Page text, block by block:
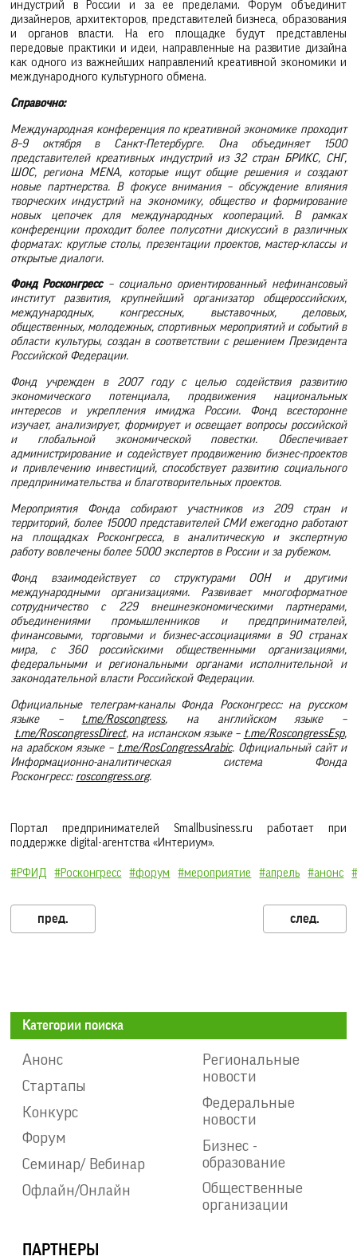
индустрий в России и за ее пределами. Форум объединит
дизайнеров, архитекторов, представителей бизнеса, образования
и органов власти. На его площадке будут представлены
передовые практики и идеи, направленные на развитие дизайна
как одного из важнейших направлений креативной экономики и
международного культурного обмена.
Справочно:
Международная конференция по креативной экономике проходит
8–9 октября в Санкт-Петербурге. Она объединяет 1500
представителей креативных индустрий из 32 стран БРИКС, СНГ,
ШОС, региона MENA, которые ищут общие решения и создают
новые партнерства. В фокусе внимания – обсуждение влияния
творческих индустрий на экономику, общество и формирование
новых цепочек для международных коопераций. В рамках
конференции проходит более полусотни дискуссий в различных
форматах: круглые столы, презентации проектов, мастер-классы и
открытые диалоги.
Фонд Росконгресс – социально ориентированный нефинансовый
институт развития, крупнейший организатор общероссийских,
международных, конгрессных, выставочных, деловых,
общественных, молодежных, спортивных мероприятий и событий в
области культуры, создан в соответствии с решением Президента
Российской Федерации.
Фонд учрежден в 2007 году с целью содействия развитию
экономического потенциала, продвижения национальных
интересов и укрепления имиджа России. Фонд всесторонне
изучает, анализирует, формирует и освещает вопросы российской
и глобальной экономической повестки. Обеспечивает
администрирование и содействует продвижению бизнес-проектов
и привлечению инвестиций, способствует развитию социального
предпринимательства и благотворительных проектов.
Мероприятия Фонда собирают участников из 209 стран и
территорий, более 15000 представителей СМИ ежегодно работают
на площадках Росконгресса, в аналитическую и экспертную
работу вовлечены более 5000 экспертов в России и за рубежом.
Фонд взаимодействует со структурами ООН и другими
международными организациями. Развивает многоформатное
сотрудничество с 229 внешнеэкономическими партнерами,
объединениями промышленников и предпринимателей,
финансовыми, торговыми и бизнес-ассоциациями в 90 странах
мира, с 360 российскими общественными организациями,
федеральными и региональными органами исполнительной и
законодательной власти Российской Федерации.
Официальные телеграм-каналы Фонда Росконгресс: на русском
языке – t.me/Roscongress, на английском языке –
t.me/RoscongressDirect, на испанском языке – t.me/RoscongressEsp,
на арабском языке – t.me/RosCongressArabic. Официальный сайт и
Информационно-аналитическая система Фонда
Росконгресс: roscongress.org.
Портал предпринимателей Smallbusiness.ru работает при
поддержке digital-агентства «Интериум».
#РФИД #Росконгресс #форум #мероприятие #апрель #анонс
Категории поиска
Анонс
Стартапы
Конкурс
Форум
Семинар/ Вебинар
Офлайн/Онлайн
Региональные
новости
Федеральные
новости
Бизнес -
образование
Общественные
организации
ПАРТНЕРЫ